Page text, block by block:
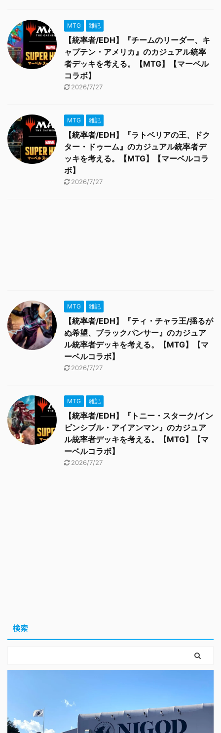
MTG 雑記
【統率者/EDH】『チームのリーダー、キ
ャプテン・アメリカ』のカジュアル統率
者デッキを考える。【MTG】【マーベル
コラボ】
2026/7/27
MTG 雑記
【統率者/EDH】『ラトベリアの王、ドク
ター・ドゥーム』のカジュアル統率者デ
ッキを考える。【MTG】【マーベルコラ
ボ】
2026/7/27
MTG 雑記
【統率者/EDH】『ティ・チャラ王/揺るが
ぬ希望、ブラックパンサー』のカジュア
ル統率者デッキを考える。【MTG】【マ
ーベルコラボ】
2026/7/27
MTG 雑記
【統率者/EDH】『トニー・スターク/イン
ビンシブル・アイアンマン』のカジュア
ル統率者デッキを考える。【MTG】【マ
ーベルコラボ】
2026/7/27
検索